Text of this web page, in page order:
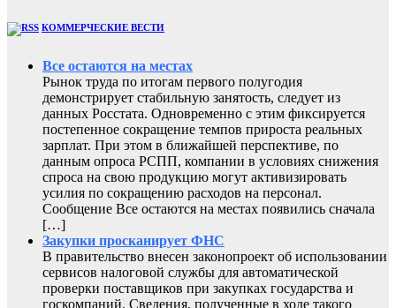
КОММЕРЧЕСКИЕ ВЕСТИ
Все остаются на местах
Рынок труда по итогам первого полугодия
демонстрирует стабильную занятость, следует из
данных Росстата. Одновременно с этим фиксируется
постепенное сокращение темпов прироста реальных
зарплат. При этом в ближайшей перспективе, по
данным опроса РСПП, компании в условиях снижения
спроса на свою продукцию могут активизировать
усилия по сокращению расходов на персонал.
Сообщение Все остаются на местах появились сначала
[…]
Закупки просканирует ФНС
В правительство внесен законопроект об использовании
сервисов налоговой службы для автоматической
проверки поставщиков при закупках государства и
госкомпаний. Сведения, полученные в ходе такого